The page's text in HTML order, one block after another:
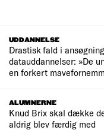
UDDANNELSE
Drastisk fald i
datauddannelser: »De
en forkert
ALUMNERNE
Knud Brix skal dække
aldrig blev færdig med